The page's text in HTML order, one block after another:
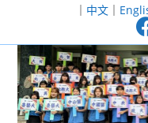
至
｜ 中文｜